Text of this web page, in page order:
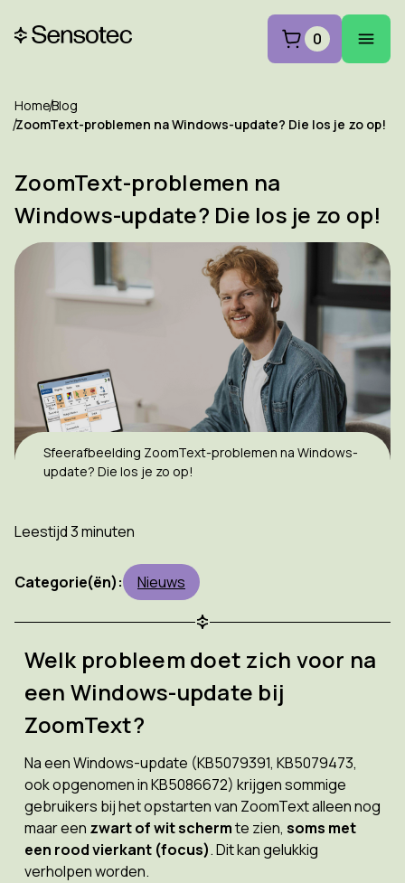
0
HomeBlog
ZoomText-problemen na Windows-update? Die los je zo op!
ZoomText-problemen na
Windows-update? Die los je zo op!
Sfeerafbeelding ZoomText-problemen na Windows-
update? Die los je zo op!
Leestijd 3 minuten
Categorie(ën): Nieuws
Welk probleem doet zich voor na
een Windows-update bij
ZoomText?
Na een Windows-update (KB5079391, KB5079473,
ook opgenomen in KB5086672) krijgen sommige
gebruikers bij het opstarten van ZoomText alleen nog
maar een zwart of wit schermte zien, soms met
een rood vierkant (focus). Dit kan gelukkig
verholpen worden.